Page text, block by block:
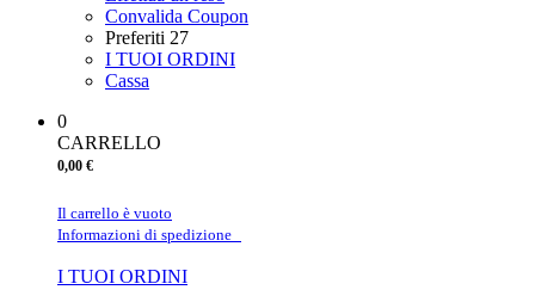
Convalida Coupon
Preferiti 27
I TUOI ORDINI
Cassa
0
CARRELLO
0,00 €
Il carrello è vuoto
Informazioni di spedizione
I TUOI ORDINI